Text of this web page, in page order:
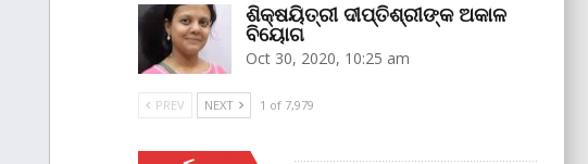
ଶିକ୍ଷୟିତ୍ରୀ ଦୀପ୍ତିଶ୍ରୀଙ୍କ ଅକାଳ
ବିୟୋଗ
Oct 30, 2020, 10:25 am
PREV NEXT 1 of 7,979